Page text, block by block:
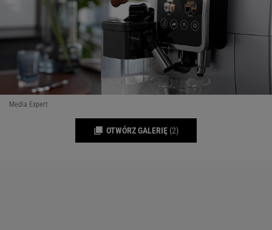
Media Expert
OTWÓRZ GALERIĘ (2)